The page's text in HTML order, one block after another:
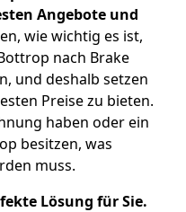
Angebote und
wie wichtig es ist,
nach Brake
und deshalb setzen
Preise zu bieten.
haben oder ein
besitzen, was
muss.
Lösung für Sie.